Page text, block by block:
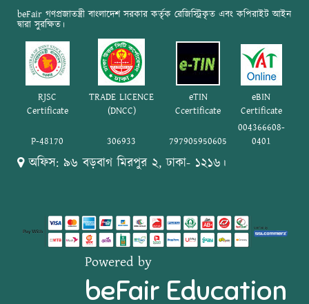
beFair গণপ্রজাতন্ত্রী বাংলাদেশ সরকার কর্তৃক রেজিস্ট্রিকৃত এবং কপিরাইট আইন
দ্বারা সুরক্ষিত।
RJSC
Certificate
TRADE LICENCE
(DNCC)
eTIN
Ccertificate
eBIN
Certificate
P-48170 306933 797905950605
004366608-
0401
অফিস: ৯৬ বড়বাগ মিরপুর ২, ঢাকা- ১২১৬।
Powered by
beFair Education